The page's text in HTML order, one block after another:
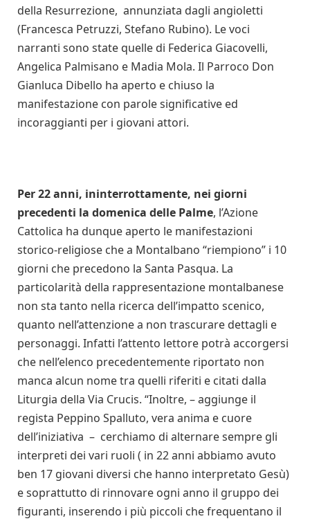
della Resurrezione, annunziata dagli angioletti
(Francesca Petruzzi, Stefano Rubino). Le voci
narranti sono state quelle di Federica Giacovelli,
Angelica Palmisano e Madia Mola. Il Parroco Don
Gianluca Dibello ha aperto e chiuso la
manifestazione con parole significative ed
incoraggianti per i giovani attori.
Per 22 anni, ininterrottamente, nei giorni
precedenti la domenica delle Palme, l’Azione
Cattolica ha dunque aperto le manifestazioni
storico-religiose che a Montalbano “riempiono” i 10
giorni che precedono la Santa Pasqua. La
particolarità della rappresentazione montalbanese
non sta tanto nella ricerca dell’impatto scenico,
quanto nell’attenzione a non trascurare dettagli e
personaggi. Infatti l’attento lettore potrà accorgersi
che nell’elenco precedentemente riportato non
manca alcun nome tra quelli riferiti e citati dalla
Liturgia della Via Crucis. “Inoltre, – aggiunge il
regista Peppino Spalluto, vera anima e cuore
dell’iniziativa – cerchiamo di alternare sempre gli
interpreti dei vari ruoli ( in 22 anni abbiamo avuto
ben 17 giovani diversi che hanno interpretato Gesù)
e soprattutto di rinnovare ogni anno il gruppo dei
figuranti, inserendo i più piccoli che frequentano il